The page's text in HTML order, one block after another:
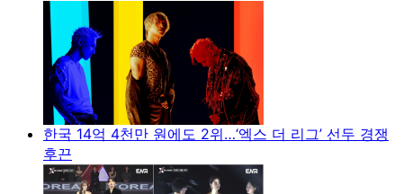
한국 14억 4천만 원에도 2위…‘엑스 더 리그’ 선두 경쟁
후끈